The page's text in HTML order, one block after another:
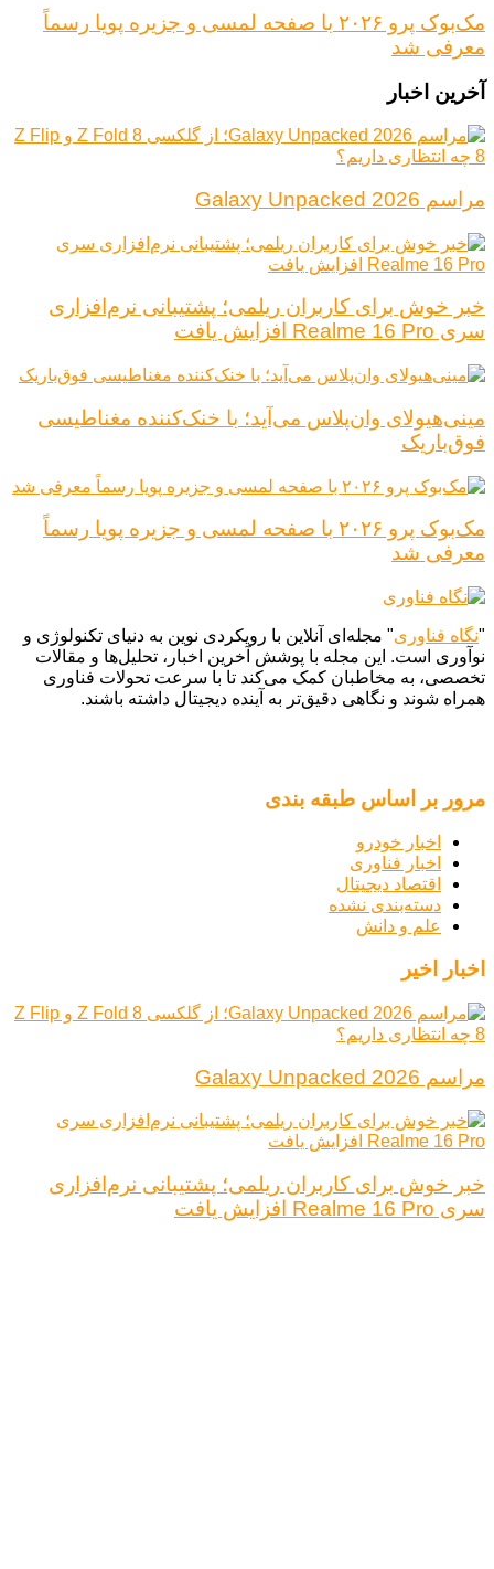
مک‌بوک پرو ۲۰۲۶ با صفحه لمسی و جزیره پویا رسماً
معرفی شد
آخرین اخبار
مراسم Galaxy Unpacked 2026
خبر خوش برای کاربران ریلمی؛ پشتیبانی نرم‌افزاری
سری Realme 16 Pro افزایش یافت
مینی‌هیولای وان‌پلاس می‌آید؛ با خنک‌کننده مغناطیسی
فوق‌باریک
مک‌بوک پرو ۲۰۲۶ با صفحه لمسی و جزیره پویا رسماً
معرفی شد
"نگاه فناوری" مجله‌ای آنلاین با رویکردی نوین به دنیای تکنولوژی و
نوآوری است. این مجله با پوشش آخرین اخبار، تحلیل‌ها و مقالات
تخصصی، به مخاطبان کمک می‌کند تا با سرعت تحولات فناوری
همراه شوند و نگاهی دقیق‌تر به آینده دیجیتال داشته باشند.
مرور بر اساس طبقه بندی
اخبار خودرو
اخبار فناوری
اقتصاد دیجیتال
دسته‌بندی نشده
علم و دانش
اخبار اخیر
مراسم Galaxy Unpacked 2026
خبر خوش برای کاربران ریلمی؛ پشتیبانی نرم‌افزاری
سری Realme 16 Pro افزایش یافت